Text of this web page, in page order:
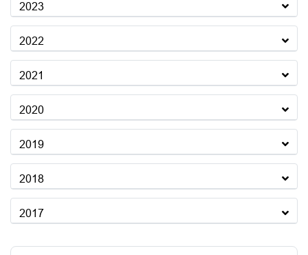
2023
2022
2021
2020
2019
2018
2017